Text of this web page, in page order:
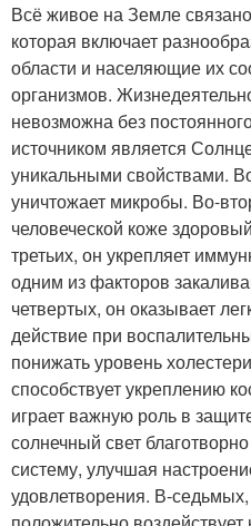
Всё живое на Земле
которая включает
области и населяющие их
организмов.
невозможна без
источником является
уникальными свойствами.
уничтожает микробы. Во-
человеческой коже
третьих, он укрепляет
одним из факторов
четвертых, он оказывает
действие при
понижать уровень
способствует укреплению
играет важную роль в
солнечный свет
систему, улучшая
удовлетворения. В-